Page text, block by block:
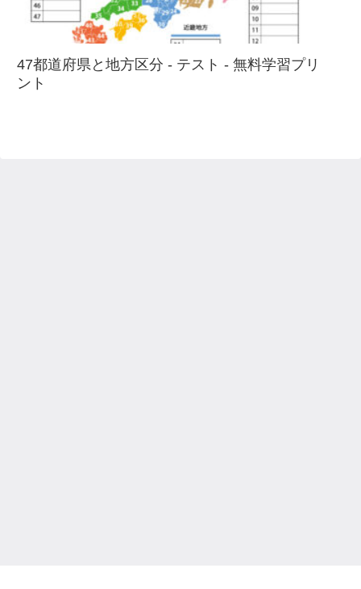
47都道府県と地方区分 - テスト - 無料学習プリ
ント